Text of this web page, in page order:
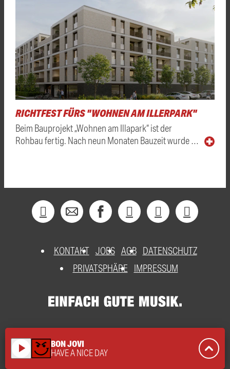
RICHTFEST FÜRS "WOHNEN AM ILLERPARK"
Beim Bauprojekt „Wohnen am Illapark“ ist der
Rohbau fertig. Nach neun Monaten Bauzeit wurde …
KONTAKT JOBS AGB DATENSCHUTZ
PRIVATSPHÄRE
IMPRESSUM
play_arrow BON JOVI
HAVE A NICE DAY